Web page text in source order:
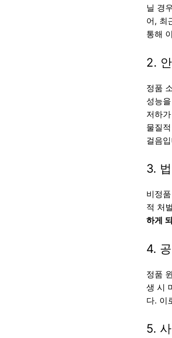
닐 경
어, 최
통해
2.
정품
성능
저하
물질
걸음
3.
비정
적 처
하게
4.
정품
생 시
다. 이
5.